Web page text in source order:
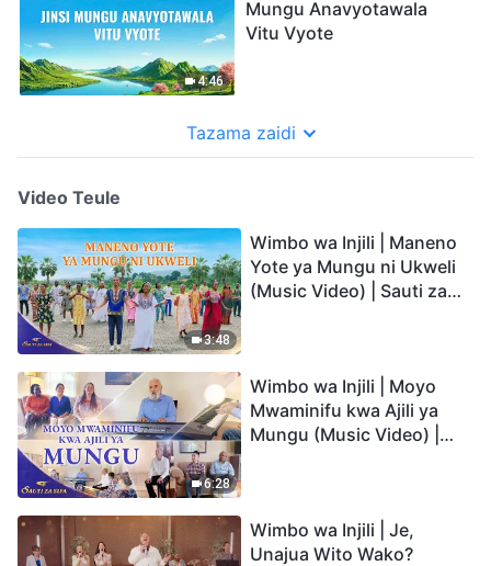
4:46
Mungu Anavyotawala
Vitu Vyote
Tazama zaidi
Video Teule
3:48
Wimbo wa Injili | Maneno
Yote ya Mungu ni Ukweli
(Music Video) | Sauti za
6:28
Wimbo wa Injili | Moyo
Mwaminifu kwa Ajili ya
Mungu (Music Video) |
Wimbo wa Injili | Je,
Unajua Wito Wako?